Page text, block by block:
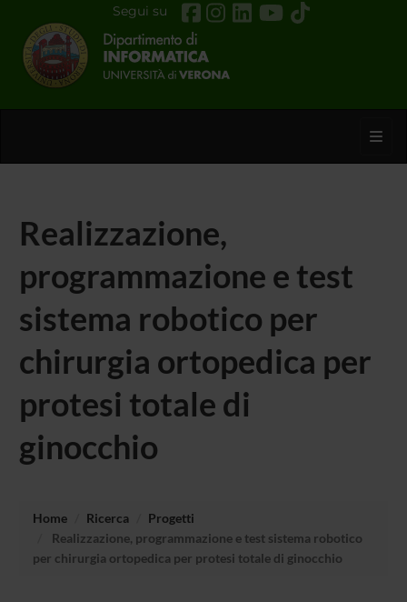
Segui su
Realizzazione,
programmazione e test
sistema robotico per
chirurgia ortopedica per
protesi totale di
ginocchio
Home Ricerca
Progetti
Realizzazione, programmazione e test sistema robotico
per chirurgia ortopedica per protesi totale di ginocchio